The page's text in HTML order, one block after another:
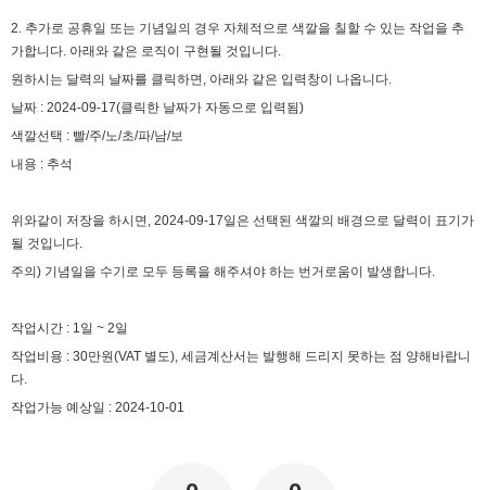
2. 추가로 공휴일 또는 기념일의 경우 자체적으로 색깔을 칠할 수 있는 작업을 추
가합니다. 아래와 같은 로직이 구현될 것입니다.
원하시는 달력의 날짜를 클릭하면, 아래와 같은 입력창이 나옵니다.
날짜 : 2024-09-17(클릭한 날짜가 자동으로 입력됨)
색깔선택 : 빨/주/노/초/파/남/보
내용 : 추석
위와같이 저장을 하시면, 2024-09-17일은 선택된 색깔의 배경으로 달력이 표기가
될 것입니다.
주의) 기념일을 수기로 모두 등록을 해주셔야 하는 번거로움이 발생합니다.
작업시간 : 1일 ~ 2일
작업비용 : 30만원(VAT 별도), 세금계산서는 발행해 드리지 못하는 점 양해바랍니
다.
작업가능 예상일 : 2024-10-01
비회원dv2usu9hbebam2evg87nl8ufh5 안녕하세요!
19:24:15
비회원dv2usu9hbebam2evg87nl8ufh5
업비트 공지 크롤링 개발하다가 여기 블로그를 발
비회원dv2usu9hbebam2evg87nl8ufh5 혹시 크롤링을 ms단위로 하시는분들도 계실까요?
비회원dv2usu9hbebam2evg87nl8ufh5 제 한계는 초단위네요...
마스터욱
초단위도 힘듭겁니다. 대부분 벤당해요
비회원rs68c0ijkc5rlcc0q4euob9mt5 선생님, 그럽 업비트 공지사항은 분단위로 해야 하
18:26:50
마스터욱